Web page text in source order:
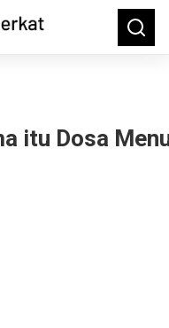
Search
for:
itu Dosa